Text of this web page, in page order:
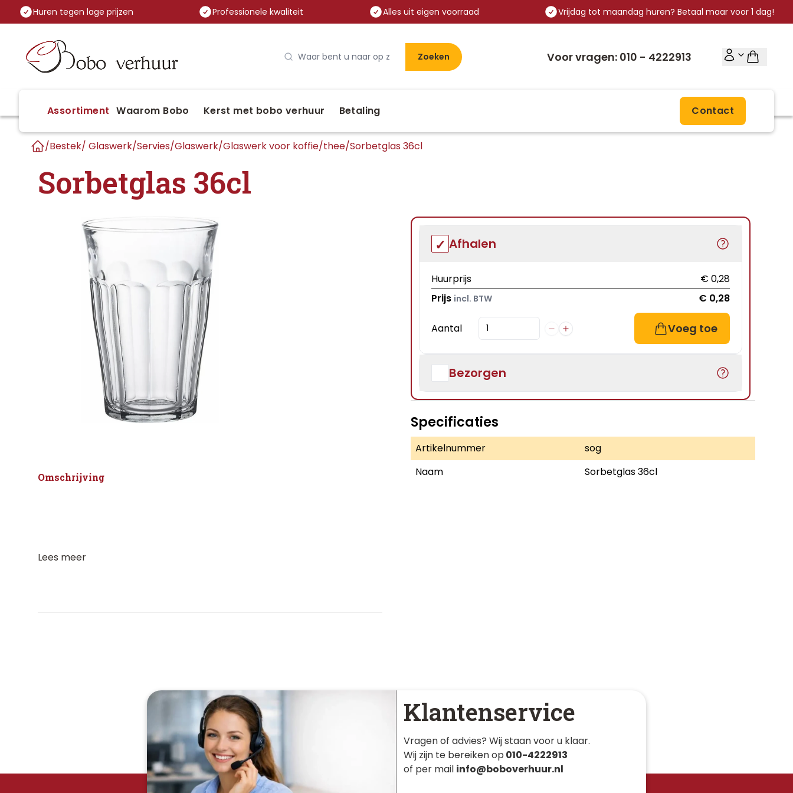
Huren tegen lage prijzen Professionele kwaliteit Alles uit eigen voorraad Vrijdag tot maandag huren? Betaal maar voor 1 dag!
Zoeken Voor vragen: 010 - 4222913
Assortiment Waarom Bobo Kerst met bobo verhuur Betaling Contact
/Bestek/ Glaswerk/Servies/Glaswerk/Glaswerk voor koffie/thee/Sorbetglas 36cl
Sorbetglas 36cl
Omschrijving
Lees meer
Afhalen
Huurprijs
€ 0,28
Prijs incl. BTW € 0,28
Aantal Voeg toe
Bezorgen
Specificaties
Artikelnummer
sog
Naam
Sorbetglas 36cl
Klantenservice
Vragen of advies? Wij staan voor u klaar.
Wij zijn te bereiken op 010-4222913
of per mail info@boboverhuur.nl